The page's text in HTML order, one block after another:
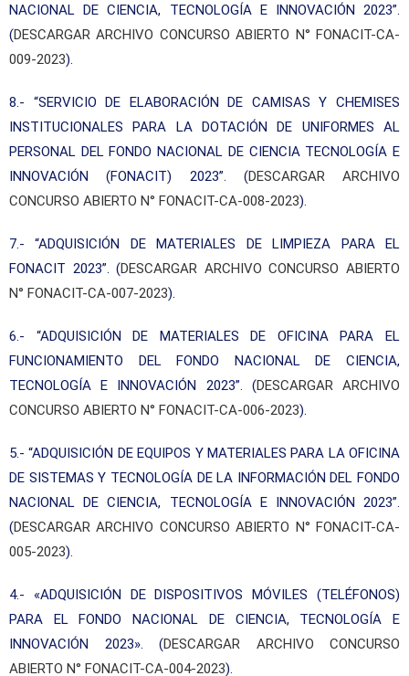
NACIONAL DE CIENCIA, TECNOLOGÍA E INNOVACIÓN 2023”.
(DESCARGAR ARCHIVO CONCURSO ABIERTO N° FONACIT-CA-
009-2023).
8.- “SERVICIO DE ELABORACIÓN DE CAMISAS Y CHEMISES
INSTITUCIONALES PARA LA DOTACIÓN DE UNIFORMES AL
PERSONAL DEL FONDO NACIONAL DE CIENCIA TECNOLOGÍA E
INNOVACIÓN (FONACIT) 2023”. (DESCARGAR ARCHIVO
CONCURSO ABIERTO N° FONACIT-CA-008-2023).
7.- “ADQUISICIÓN DE MATERIALES DE LIMPIEZA PARA EL
FONACIT 2023”. (DESCARGAR ARCHIVO CONCURSO ABIERTO
N° FONACIT-CA-007-2023).
6.- “ADQUISICIÓN DE MATERIALES DE OFICINA PARA EL
FUNCIONAMIENTO DEL FONDO NACIONAL DE CIENCIA,
TECNOLOGÍA E INNOVACIÓN 2023”. (DESCARGAR ARCHIVO
CONCURSO ABIERTO N° FONACIT-CA-006-2023).
5.- “ADQUISICIÓN DE EQUIPOS Y MATERIALES PARA LA OFICINA
DE SISTEMAS Y TECNOLOGÍA DE LA INFORMACIÓN DEL FONDO
NACIONAL DE CIENCIA, TECNOLOGÍA E INNOVACIÓN 2023”.
(DESCARGAR ARCHIVO CONCURSO ABIERTO N° FONACIT-CA-
005-2023).
4.- «ADQUISICIÓN DE DISPOSITIVOS MÓVILES (TELÉFONOS)
PARA EL FONDO NACIONAL DE CIENCIA, TECNOLOGÍA E
INNOVACIÓN 2023». (DESCARGAR ARCHIVO CONCURSO
ABIERTO N° FONACIT-CA-004-2023).